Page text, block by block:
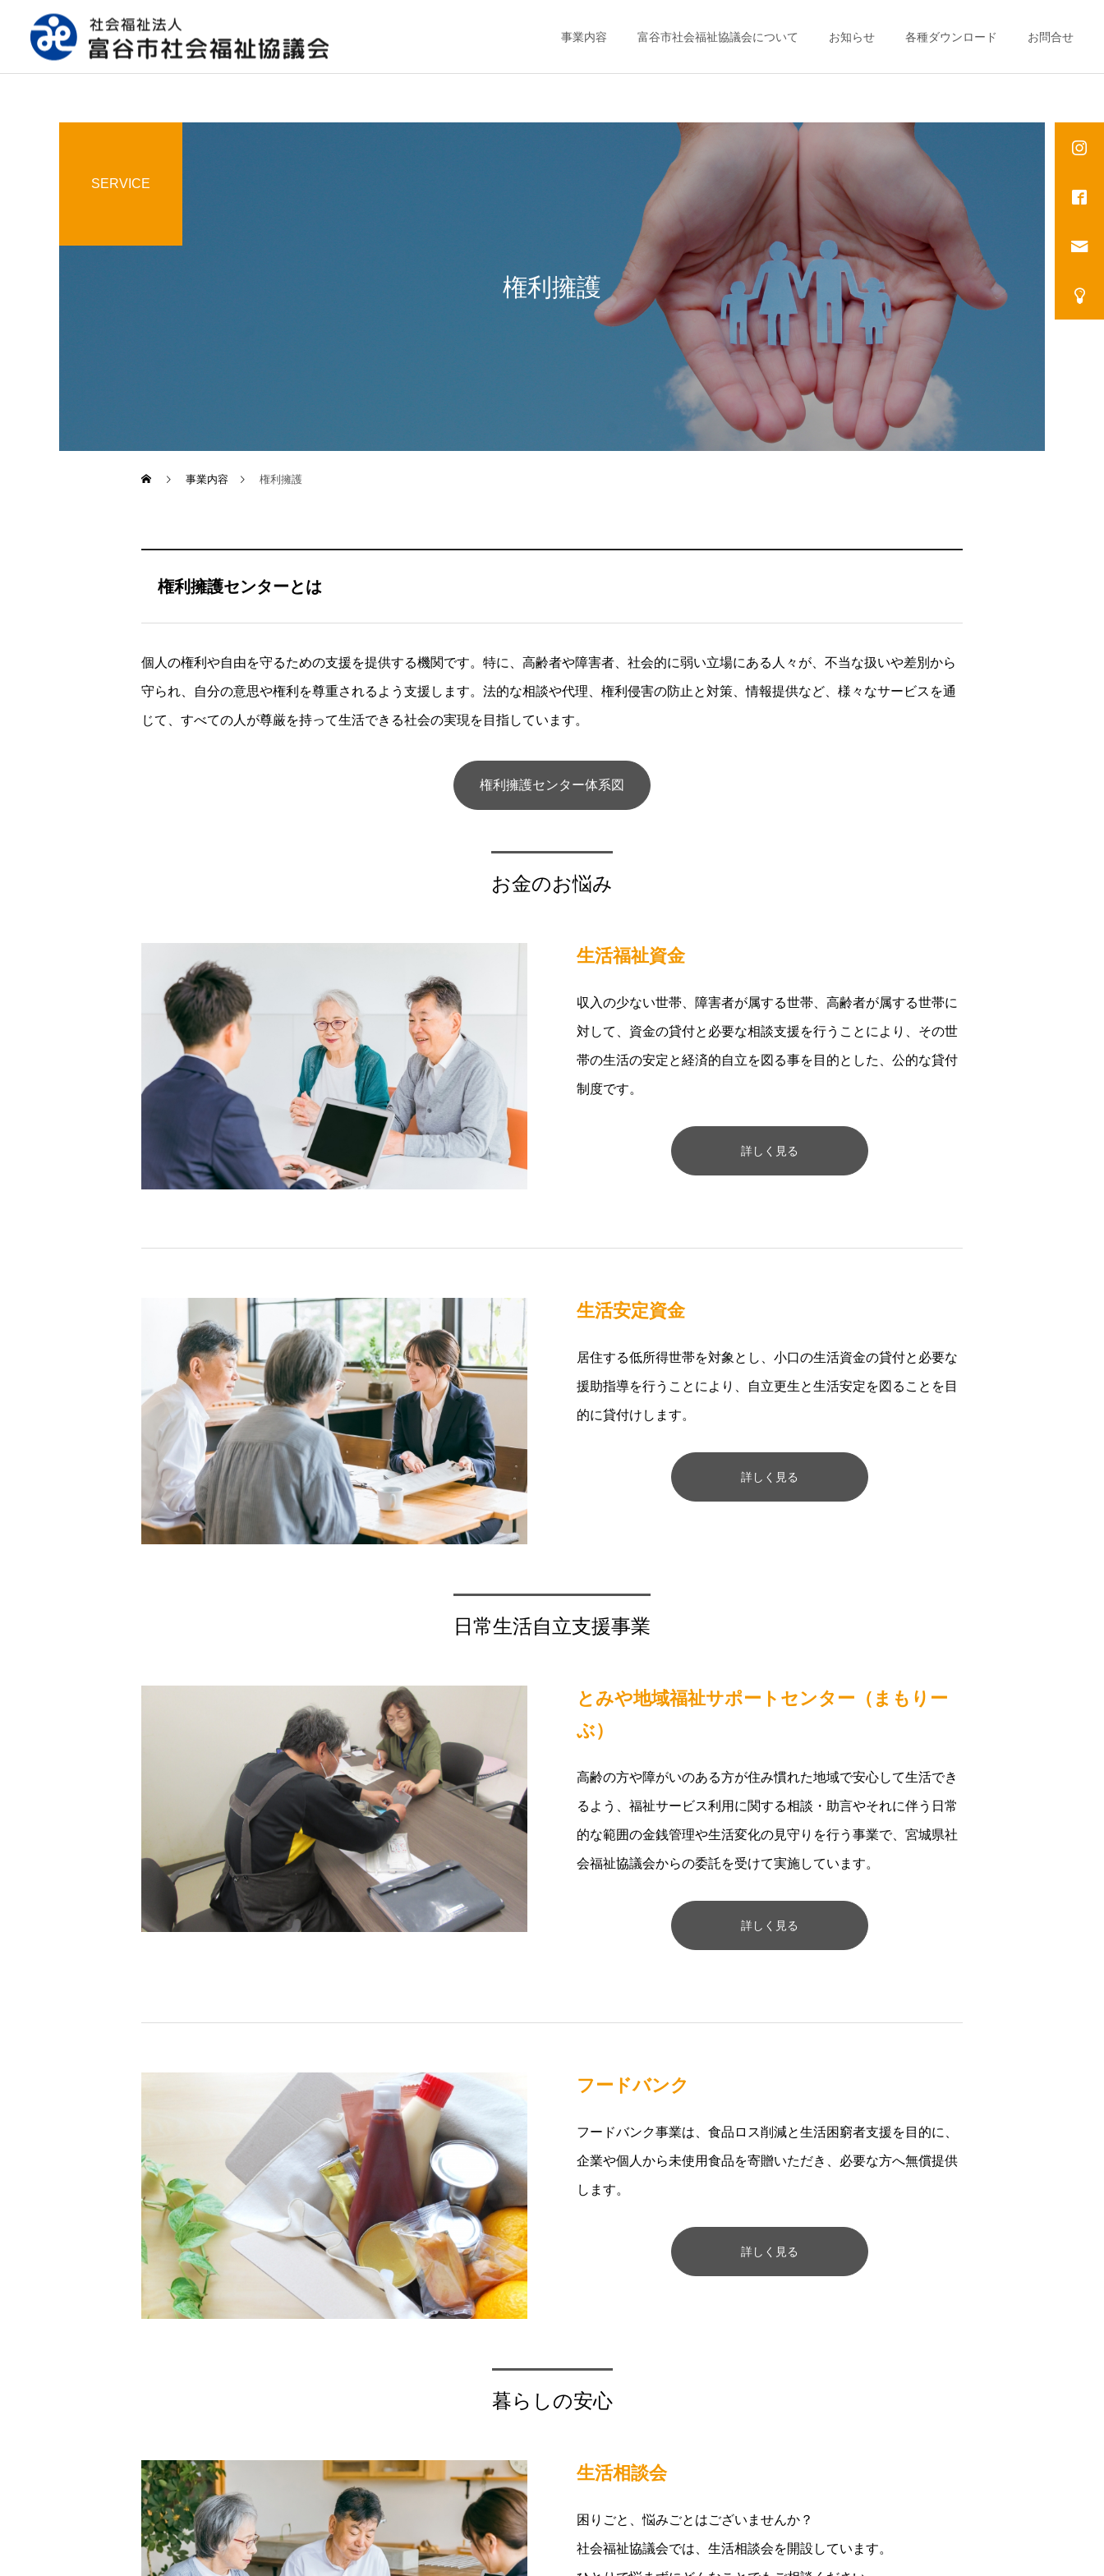
事業内容 富谷市社会福祉協議会について お知らせ 各種ダウンロード お問合せ
権利擁護
SERVICE
事業内容 権利擁護
権利擁護センターとは
個人の権利や自由を守るための支援を提供する機関です。特に、高齢者や障害者、社会的に弱い立場にある人々が、不当な扱いや差別から
守られ、自分の意思や権利を尊重されるよう支援します。法的な相談や代理、権利侵害の防止と対策、情報提供など、様々なサービスを通
じて、すべての人が尊厳を持って生活できる社会の実現を目指しています。
権利擁護センター体系図
お金のお悩み
生活福祉資金
収入の少ない世帯、障害者が属する世帯、高齢者が属する世帯に
対して、資金の貸付と必要な相談支援を行うことにより、その世
帯の生活の安定と経済的自立を図る事を目的とした、公的な貸付
制度です。
詳しく見る
生活安定資金
居住する低所得世帯を対象とし、小口の生活資金の貸付と必要な
援助指導を行うことにより、自立更生と生活安定を図ることを目
的に貸付けします。
詳しく見る
日常生活自立支援事業
とみや地域福祉サポートセンター（まもりー
ぶ）
高齢の方や障がいのある方が住み慣れた地域で安心して生活でき
るよう、福祉サービス利用に関する相談・助言やそれに伴う日常
的な範囲の金銭管理や生活変化の見守りを行う事業で、宮城県社
会福祉協議会からの委託を受けて実施しています。
詳しく見る
フードバンク
フードバンク事業は、食品ロス削減と生活困窮者支援を目的に、
企業や個人から未使用食品を寄贈いただき、必要な方へ無償提供
します。
詳しく見る
暮らしの安心
生活相談会
困りごと、悩みごとはございませんか？
社会福祉協議会では、生活相談会を開設しています。